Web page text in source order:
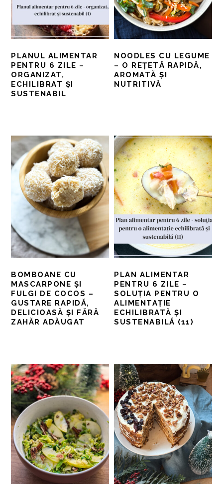
PLANUL ALIMENTAR
PENTRU 6 ZILE –
ORGANIZAT,
ECHILIBRAT ȘI
SUSTENABIL
NOODLES CU LEGUME
– O REȚETĂ RAPIDĂ,
AROMATĂ ȘI
NUTRITIVĂ
BOMBOANE CU
MASCARPONE ȘI
FULGI DE COCOS –
GUSTARE RAPIDĂ,
DELICIOASĂ ȘI FĂRĂ
ZAHĂR ADĂUGAT
PLAN ALIMENTAR
PENTRU 6 ZILE –
SOLUȚIA PENTRU O
ALIMENTAȚIE
ECHILIBRATĂ ȘI
SUSTENABILĂ (11)